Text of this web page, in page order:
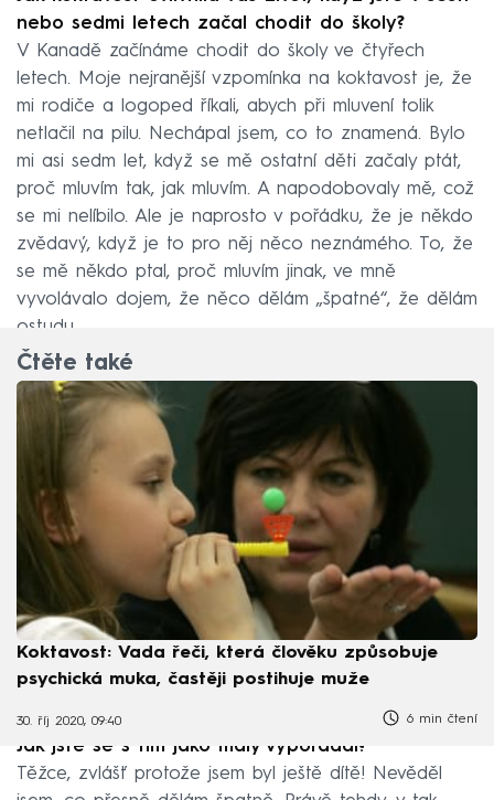
nebo sedmi letech začal chodit do školy?
V Kanadě začínáme chodit do školy ve čtyřech
letech. Moje nejranější vzpomínka na koktavost je, že
mi rodiče a logoped říkali, abych při mluvení tolik
netlačil na pilu. Nechápal jsem, co to znamená. Bylo
mi asi sedm let, když se mě ostatní děti začaly ptát,
proč mluvím tak, jak mluvím. A napodobovaly mě, což
se mi nelíbilo. Ale je naprosto v pořádku, že je někdo
zvědavý, když je to pro něj něco neznámého. To, že
se mě někdo ptal, proč mluvím jinak, ve mně
vyvolávalo dojem, že něco dělám „špatné“, že dělám
ostudu.
Čtěte také
Koktavost: Vada řeči, která člověku způsobuje
psychická muka, častěji postihuje muže
30. říj 2020, 09:40 6 min čtení
Jak jste se s tím jako malý vypořádal?
Těžce, zvlášť protože jsem byl ještě dítě! Nevěděl